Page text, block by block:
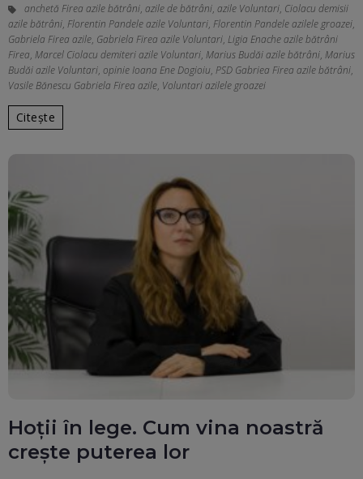
anchetă Firea azile bătrâni, azile de bătrâni, azile Voluntari, Ciolacu demisii
azile bătrâni, Florentin Pandele azile Voluntari, Florentin Pandele azilele groazei,
Gabriela Firea azile, Gabriela Firea azile Voluntari, Ligia Enache azile bătrâni
Firea, Marcel Ciolacu demiteri azile Voluntari, Marius Budăi azile bătrâni, Marius
Budăi azile Voluntari, opinie Ioana Ene Dogioiu, PSD Gabriea Firea azile bătrâni,
Vasile Bănescu Gabriela Firea azile, Voluntari azilele groazei
Citește
Hoții în lege. Cum vina noastră
crește puterea lor